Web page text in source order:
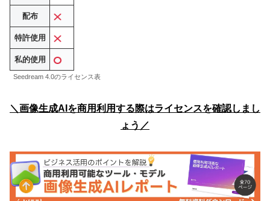
配布
特許使用
私的使用
Seedream 4.0のライセンス表
＼画像生成AIを商用利用する際はライセンスを確認しまし
ょう／